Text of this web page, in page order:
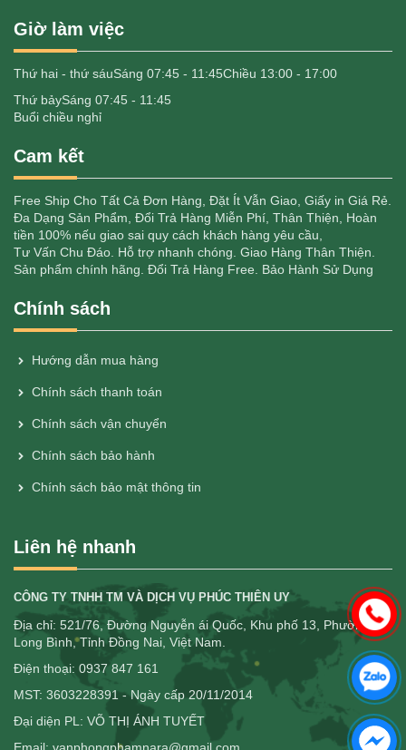
Giờ làm việc
Thứ hai - thứ sáuSáng 07:45 - 11:45Chiều 13:00 - 17:00
Thứ bảySáng 07:45 - 11:45
Buổi chiều nghỉ
Cam kết
Free Ship Cho Tất Cả Đơn Hàng, Đặt Ít Vẫn Giao, Giấy in Giá Rẻ.
Đa Dạng Sản Phẩm, Đổi Trả Hàng Miễn Phí, Thân Thiện, Hoàn
tiền 100% nếu giao sai quy cách khách hàng yêu cầu,
Tư Vấn Chu Đáo. Hỗ trợ nhanh chóng. Giao Hàng Thân Thiện.
Sản phẩm chính hãng. Đổi Trả Hàng Free. Bảo Hành Sử Dụng
Chính sách
Hướng dẫn mua hàng
Chính sách thanh toán
Chính sách vận chuyển
Chính sách bảo hành
Chính sách bảo mật thông tin
Liên hệ nhanh
CÔNG TY TNHH TM VÀ DỊCH VỤ PHÚC THIÊN UY
Địa chỉ: 521/76, Đường Nguyễn ái Quốc, Khu phố 13, Phường
Long Bình, Tỉnh Đồng Nai, Việt Nam.
Điện thoại: 0937 847 161
MST: 3603228391 - Ngày cấp 20/11/2014
Đại diện PL: VÕ THỊ ÁNH TUYẾT